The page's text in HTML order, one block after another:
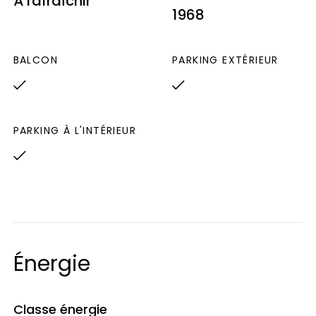
1968
BALCON PARKING EXTÉRIEUR
PARKING À L'INTÉRIEUR
Énergie
Classe énergie